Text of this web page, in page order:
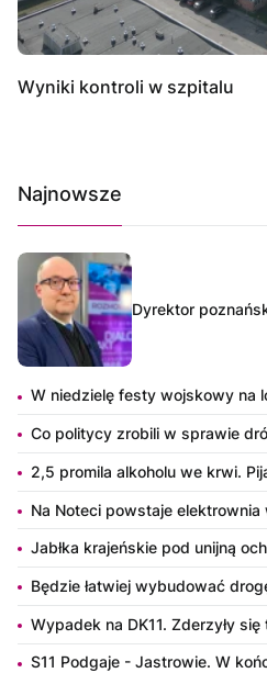
Wyniki kontroli w szpitalu
Najnowsze
Dyrektor
W niedzielę festy wojskowy na
Co politycy zrobili w sprawie
2,5 promila alkoholu we krwi.
Na Noteci powstaje elektrownia
Jabłka krajeńskie pod unijną
Będzie łatwiej wybudować
Wypadek na DK11. Zderzyły
S11 Podgaje - Jastrowie. W